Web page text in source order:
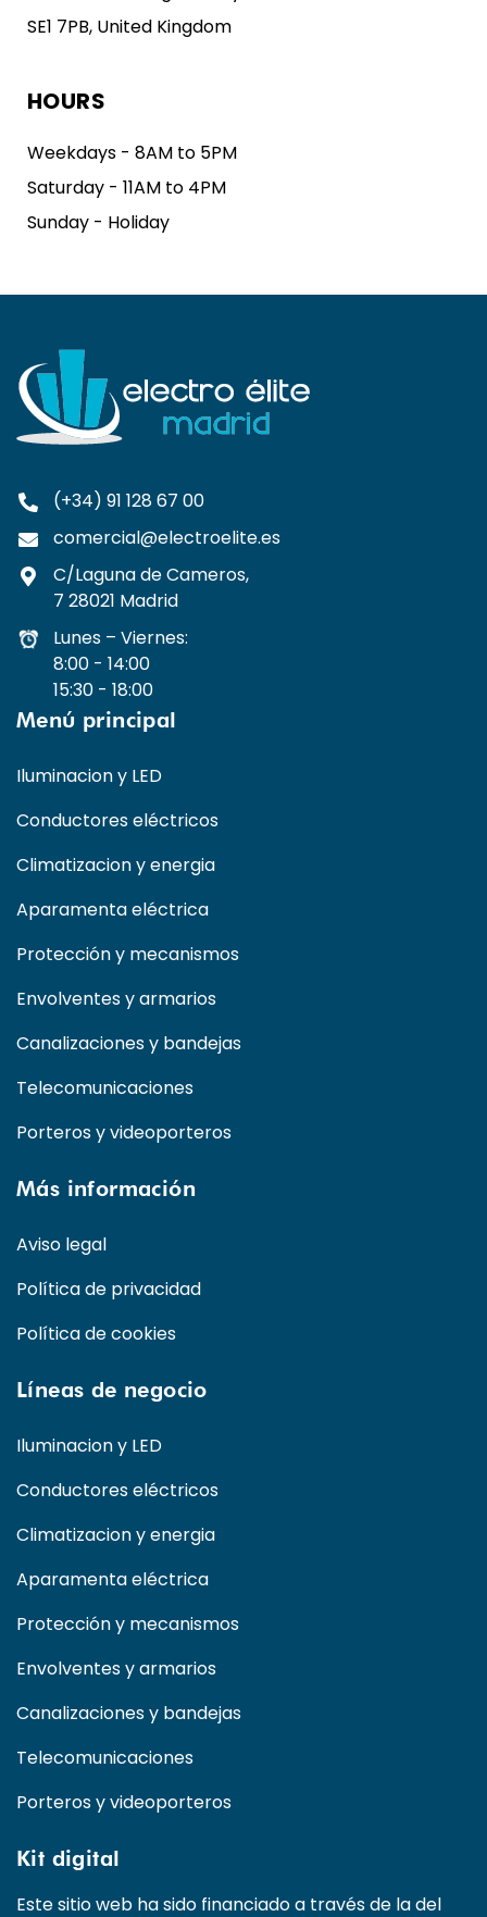
SE1 7PB, United Kingdom
HOURS
Weekdays - 8AM to 5PM
Saturday - 11AM to 4PM
Sunday - Holiday
(+34) 91 128 67 00
comercial@electroelite.es
C/Laguna de Cameros,
7 28021 Madrid
Lunes – Viernes:
8:00 - 14:00
15:30 - 18:00
Menú principal
Iluminacion y LED
Conductores eléctricos
Climatizacion y energia
Aparamenta eléctrica
Protección y mecanismos
Envolventes y armarios
Canalizaciones y bandejas
Telecomunicaciones
Porteros y videoporteros
Más información
Aviso legal
Política de privacidad
Política de cookies
Líneas de negocio
Iluminacion y LED
Conductores eléctricos
Climatizacion y energia
Aparamenta eléctrica
Protección y mecanismos
Envolventes y armarios
Canalizaciones y bandejas
Telecomunicaciones
Porteros y videoporteros
Kit digital
Este sitio web ha sido financiado a través de la del